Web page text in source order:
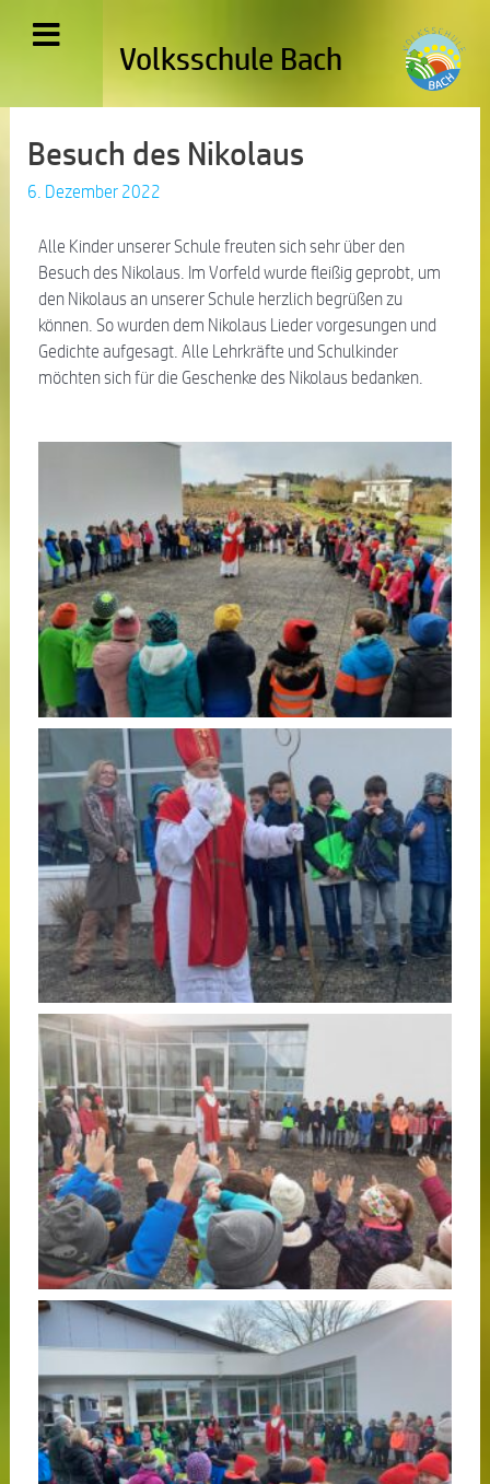
Volksschule Bach
Besuch des Nikolaus
6. Dezember 2022
Alle Kinder unserer Schule freuten sich sehr über den
Besuch des Nikolaus. Im Vorfeld wurde fleißig geprobt, um
den Nikolaus an unserer Schule herzlich begrüßen zu
können. So wurden dem Nikolaus Lieder vorgesungen und
Gedichte aufgesagt. Alle Lehrkräfte und Schulkinder
möchten sich für die Geschenke des Nikolaus bedanken.